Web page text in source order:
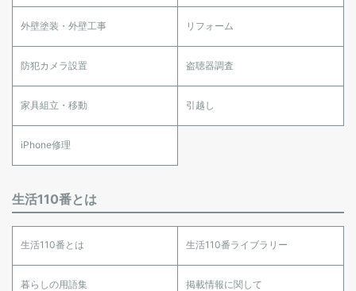
外壁塗装・外壁工事 リフォーム
防犯カメラ設置 盗聴器調査
家具組立・移動 引越し
iPhone修理
生活110番とは
生活110番とは 生活110番ライブラリー
暮らしの用語集 掲載情報に関して